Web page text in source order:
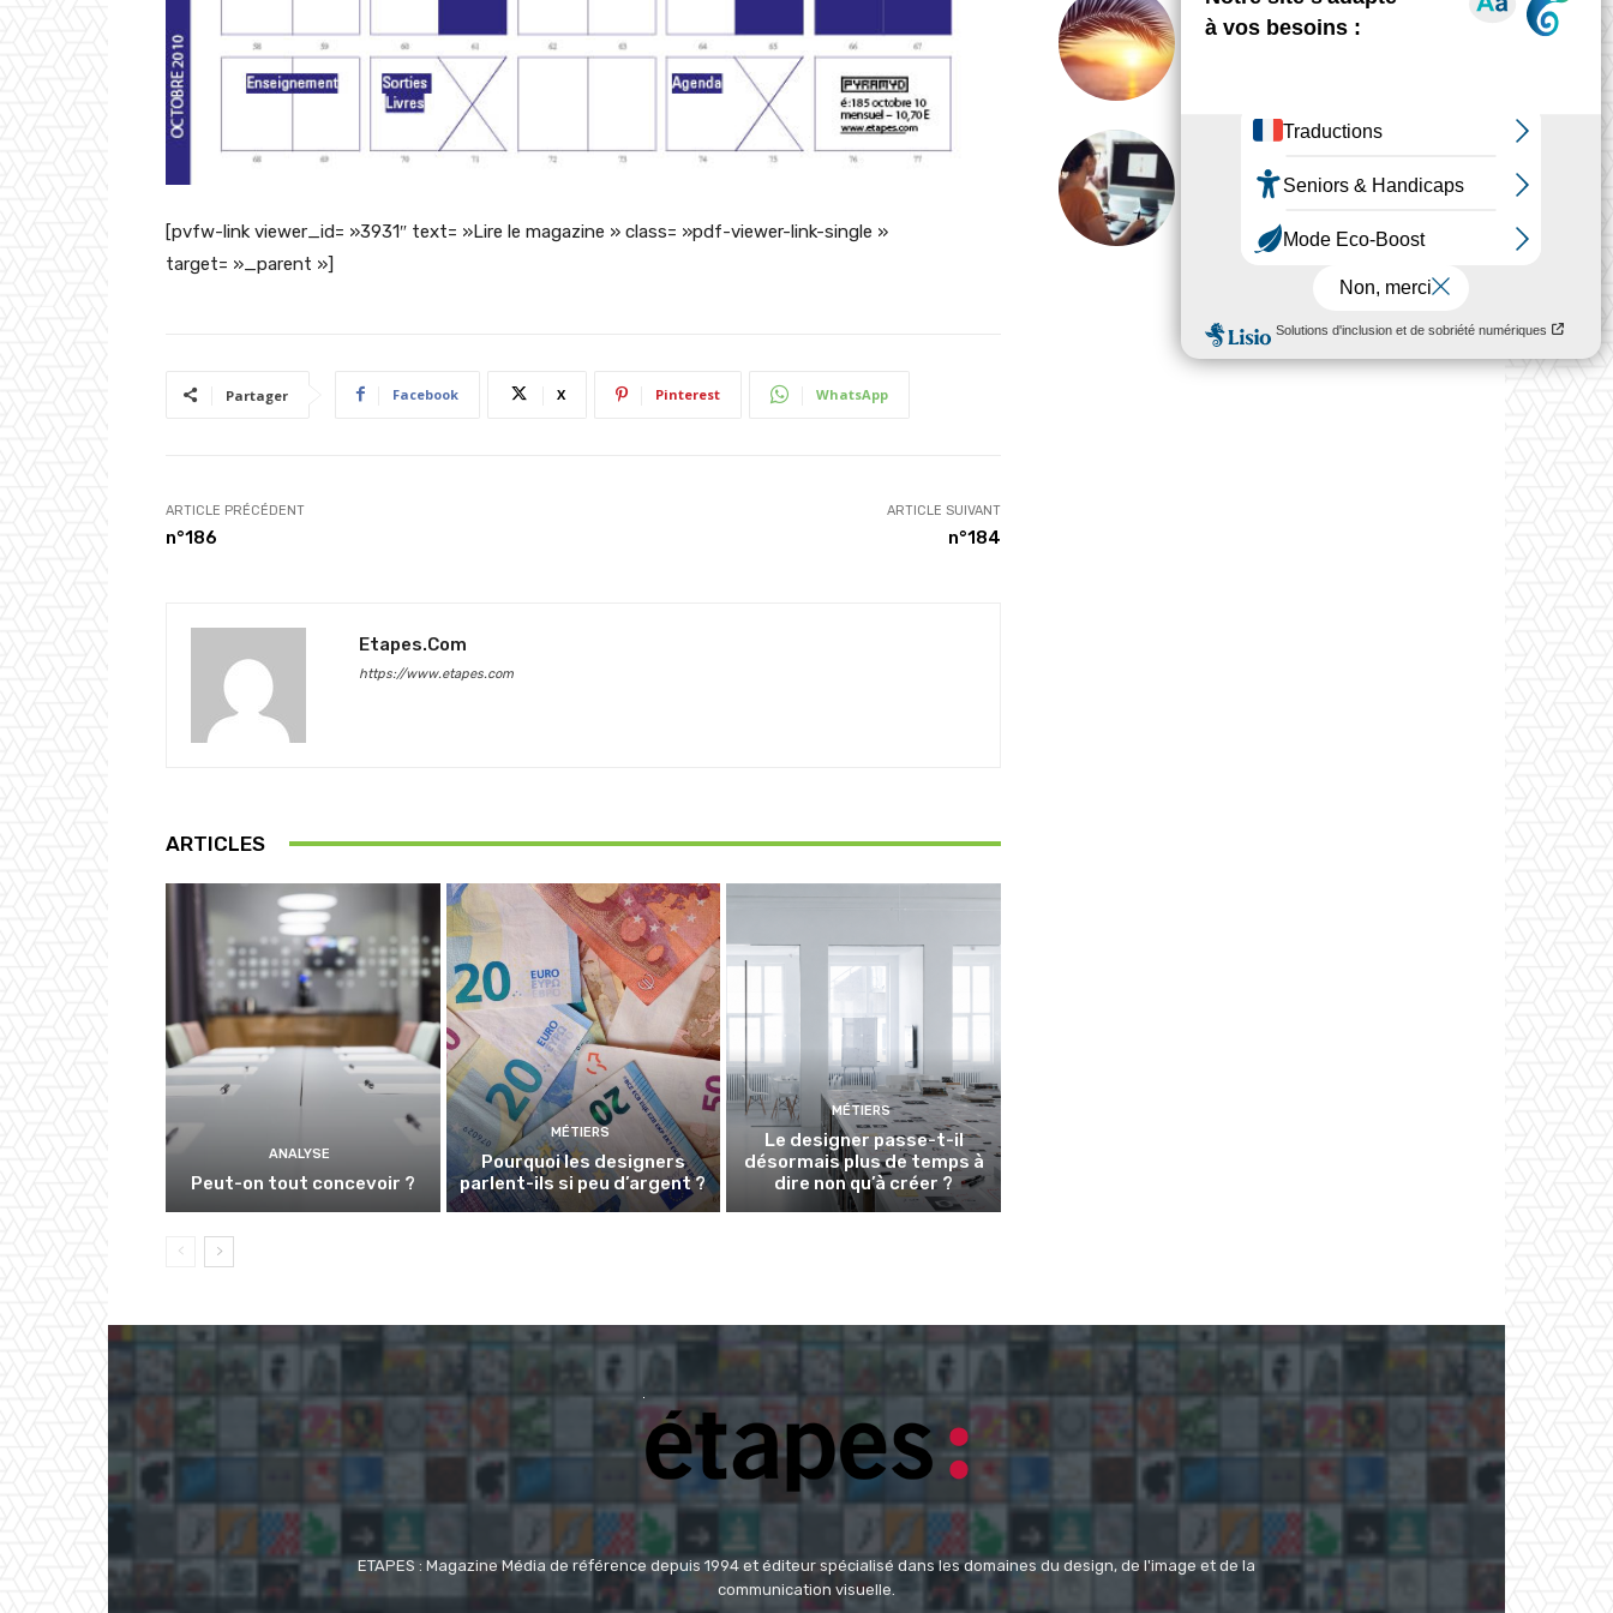
[pvfw-link viewer_id= »3931″ text= »Lire le magazine » class= »pdf-viewer-link-single »
target= »_parent »]
Partager Facebook X Pinterest WhatsApp
ARTICLE PRÉCÉDENT
n°186
ARTICLE SUIVANT
n°184
Etapes.com
https://www.etapes.com
ARTICLES
ANALYSE
Peut-on tout concevoir ?
MÉTIERS
Pourquoi les designers
parlent-ils si peu d’argent ?
MÉTIERS
Le designer passe-t-il
désormais plus de temps à
dire non qu’à créer ?
GLOBAL
Pourquoi le travail du
designer est devenu
ETAPES : Magazine Média de référence depuis 1994 et éditeur spécialisé dans les domaines du design, de l'image et de la
communication visuelle.